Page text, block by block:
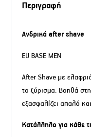
Περιγραφή
Ανδρικά after shave
EU BASE MEN
After Shave με
το ξύρισμα. Βοηθά
εξασφαλίζει απαλό
Κατάλληλο για κάθε